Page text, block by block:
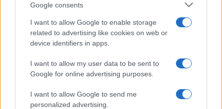
Google consents
I want to allow Google to enable storage
related to advertising like cookies on web or
device identifiers in apps.
I want to allow my user data to be sent to
Google for online advertising purposes.
I want to allow Google to send me
personalized advertising.
Syndication
Globalist
Culture
Salute